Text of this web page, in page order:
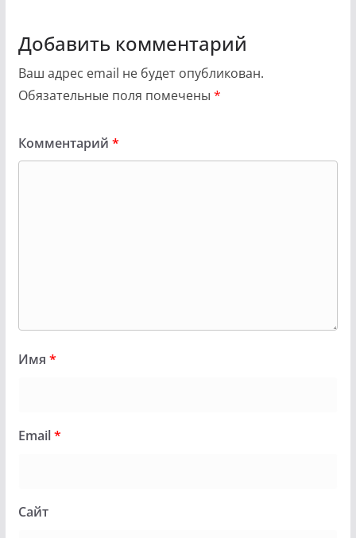
Добавить комментарий
Ваш адрес email не будет опубликован.
Обязательные поля помечены *
Комментарий *
Имя *
Email*
Сайт